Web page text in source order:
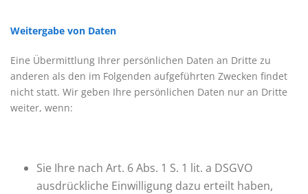
Weitergabe von Daten
Eine Übermittlung Ihrer persönlichen Daten an Dritte zu
anderen als den im Folgenden aufgeführten Zwecken findet
nicht statt. Wir geben Ihre persönlichen Daten nur an Dritte
weiter, wenn:
Sie Ihre nach Art. 6 Abs. 1 S. 1 lit. a DSGVO
ausdrückliche Einwilligung dazu erteilt haben,